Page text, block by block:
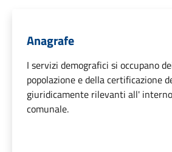
Anagrafe
I servizi demografici si occupano
popolazione e della certificazione
giuridicamente rilevanti all'
comunale.